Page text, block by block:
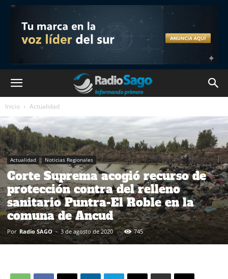
Inicio Actualidad
Actualidad Noticias Regionales
Corte Suprema acogió recurso de
protección contra del relleno
sanitario Puntra-El Roble en la
comuna de Ancud
Por Radio SAGO - 3 de agosto de 2020 745